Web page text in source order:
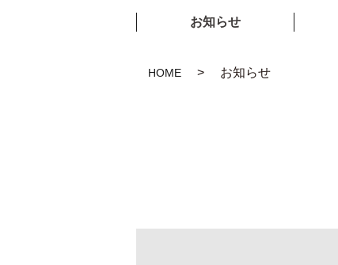
お知らせ
HOME お知らせ